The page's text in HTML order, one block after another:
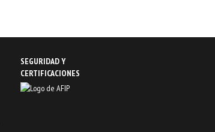
SEGURIDAD Y
CERTIFICACIONES